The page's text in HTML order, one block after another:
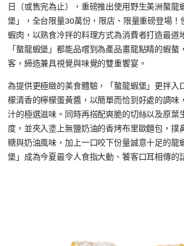
日（或售完為止），重磅推出使用野生美洲螯龍
堡」，全台限量30萬份，限店、限量重磅登場！
蝦肉，以熟食冷拌的料理方式為消費者打造最道
「螯龍蝦堡」都能品嚐到為產品畫龍點睛的蝦螯
客，締造兼具視覺與味覺的雙重饗宴。
為提供更極緻的美食體驗，「螯龍蝦堡」更拌入
檬清香的檸檬蛋黃醬，以簡單而恰到好處的調味
汁的極選滋味。同時再搭配爽脆的切絲以及原葉
度，並夾入塗上無鹽奶油的香烤布里歐麵包，撲
糖與奶油風味，加上一口咬下份量誠意十足的龍
堡」成為今夏最令人食指大動、饕客口耳相傳的